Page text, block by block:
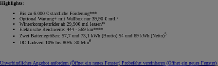
Highlights:
Bis zu 6.000 € staatliche Förderung***
Optional Wartung+ mit Wallbox nur 39,90 € mtl.⁷
Winterkompletträder ab 29,90€ mtl leasen¹⁵
Elektrische Reichweite: 444 - 569 km****
Zwei Batteriegrößen: 57,7 und 73,1 kWh (Brutto) 54 und 69 kWh (Netto)5
DC Ladezeit 10% bis 80%: 30 Min6
Unverbindliches Angebot anfordern (Öffnet ein neues Fenster) Probefahrt vereinbaren (Öffnet ein neues Fenster)